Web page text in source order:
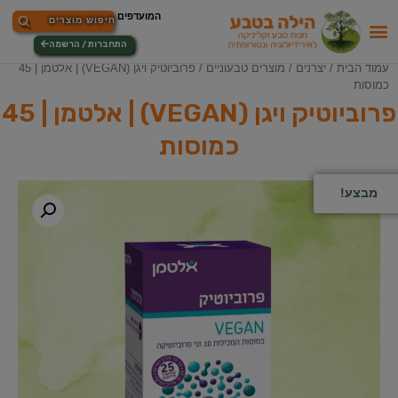
התחברות / הרשמה
עמוד הבית / יצרנים / מוצרים טבעוניים
/ פרוביוטיק ויגן (VEGAN) | אלטמן | 45
כמוסות
פרוביוטיק ויגן (VEGAN) | אלטמן | 45
כמוסות
מבצע!